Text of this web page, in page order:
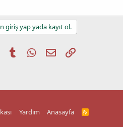
giriş yap yada kayıt ol.
PinterestTumblrWhatsApp
E-postaLink
Yardım Anasayfa
R